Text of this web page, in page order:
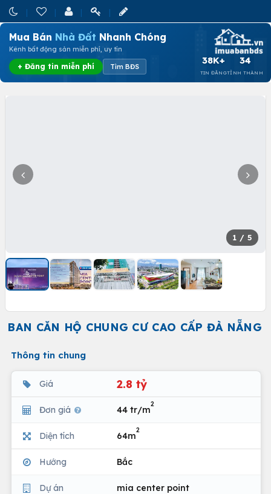
Mua Bán Nhà Đất Nhanh Chóng
Kênh bất động sản miễn phí, uy tín
+ Đăng tin miễn phí Tìm BĐS
38K+
TIN ĐĂNG
34
TỈNH THÀNH
1 / 5
BAN CĂN HỘ CHUNG CƯ CAO CẤP ĐÀ NẴNG
Thông tin chung
Giá 2.8 tỷ
Đơn giá 44 tr/m
2
Diện tích 64m
2
Hướng Bắc
Dự án mia center point